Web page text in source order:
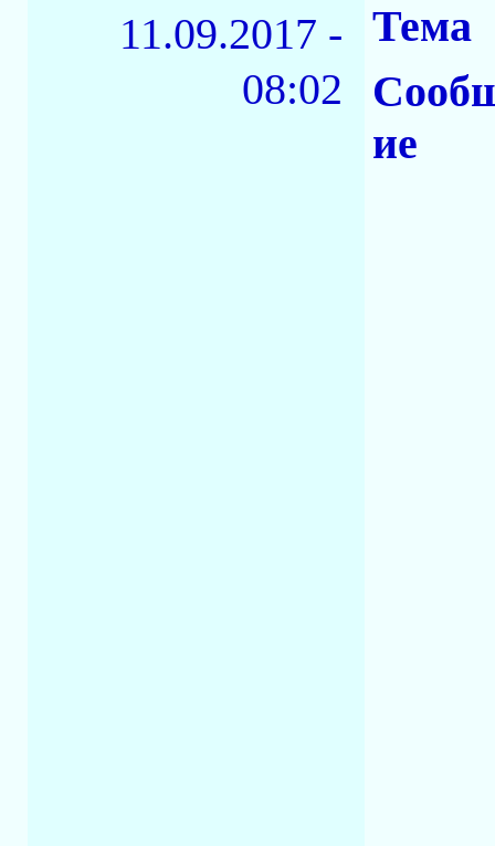
11.09.2017 -
08:02
Тема
ие